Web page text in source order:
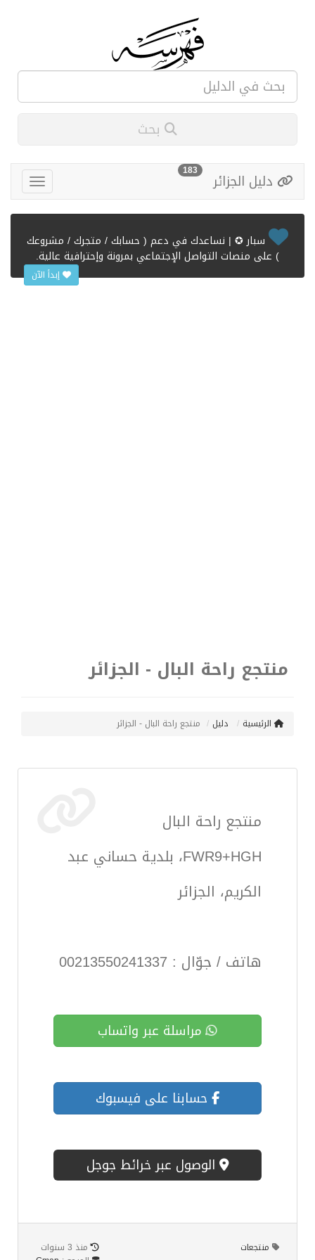
دليل الجزائر 183
سبار ✪ | نساعدك في دعم ( حسابك / متجرك / مشروعك
) على منصات التواصل الإجتماعي بمرونة وإحترافية عالية.
إبدأ الآن
منتجع راحة البال - الجزائر
الرئيسية دليل منتجع راحة البال - الجزائر
منتجع راحة البال
FWR9+HGH، بلدية حساني عبد
الكريم، الجزائر
هاتف / جوّال : 00213550241337
مراسلة عبر واتساب
حسابنا على فيسبوك
الوصول عبر خرائط جوجل
منذ 3 سنوات
منتجعات